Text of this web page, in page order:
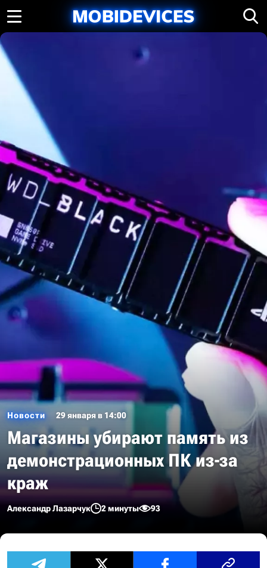
Новости 29 января в 14:00
Магазины убирают память из
демонстрационных ПК из-за
краж
Александр Лазарчук 2 минуты 93